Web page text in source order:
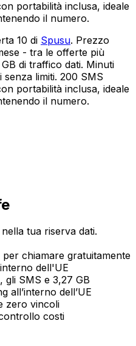
portabilità inclusa, ideale
il numero.
10 di Spusu. Prezzo
- tra le offerte più
di traffico dati. Minuti
limiti. 200 SMS
portabilità inclusa, ideale
il numero.
tua riserva dati.
chiamare gratuitamente
dell'UE
gli SMS e 3,27 GB
all’interno dell’UE
zero vincoli
costi